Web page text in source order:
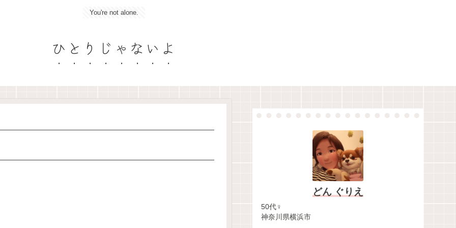
You're not alone.
ひとりじゃないよ
どん ぐりえ
50代♀
神奈川県横浜市